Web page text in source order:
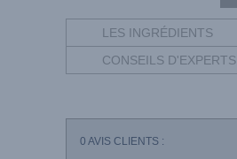
LES INGRÉDIENTS
CONSEILS D'EXPERTS
0 AVIS CLIENTS :